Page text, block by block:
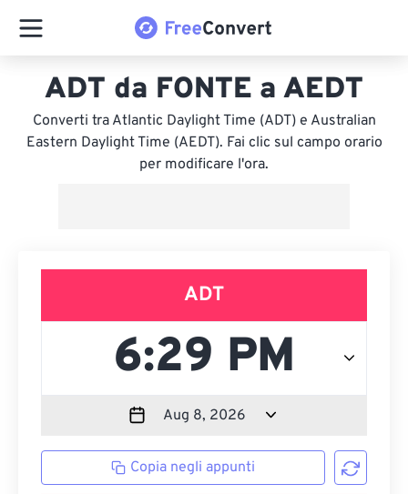
ADT da FONTE a AEDT
Converti tra Atlantic Daylight Time (ADT) e Australian
Eastern Daylight Time (AEDT). Fai clic sul campo orario
per modificare l'ora.
ADT
Copia negli appunti